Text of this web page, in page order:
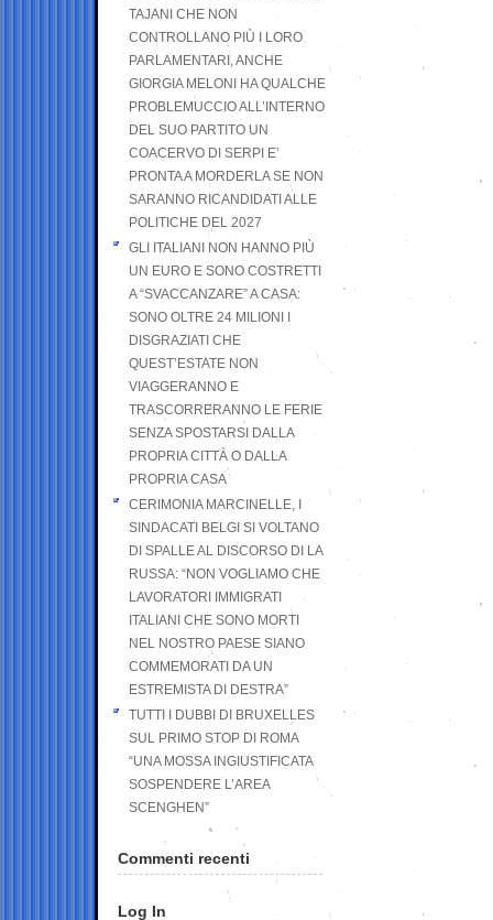
TAJANI CHE NON
CONTROLLANO PIÙ I LORO
PARLAMENTARI, ANCHE
GIORGIA MELONI HA QUALCHE
PROBLEMUCCIO ALL’INTERNO
DEL SUO PARTITO UN
COACERVO DI SERPI E’
PRONTA A MORDERLA SE NON
SARANNO RICANDIDATI ALLE
POLITICHE DEL 2027
GLI ITALIANI NON HANNO PIÙ
UN EURO E SONO COSTRETTI
A “SVACCANZARE” A CASA:
SONO OLTRE 24 MILIONI I
DISGRAZIATI CHE
QUEST’ESTATE NON
VIAGGERANNO E
TRASCORRERANNO LE FERIE
SENZA SPOSTARSI DALLA
PROPRIA CITTÀ O DALLA
PROPRIA CASA
CERIMONIA MARCINELLE, I
SINDACATI BELGI SI VOLTANO
DI SPALLE AL DISCORSO DI LA
RUSSA: “NON VOGLIAMO CHE
LAVORATORI IMMIGRATI
ITALIANI CHE SONO MORTI
NEL NOSTRO PAESE SIANO
COMMEMORATI DA UN
ESTREMISTA DI DESTRA”
TUTTI I DUBBI DI BRUXELLES
SUL PRIMO STOP DI ROMA
“UNA MOSSA INGIUSTIFICATA
SOSPENDERE L’AREA
SCENGHEN”
Commenti recenti
Log In